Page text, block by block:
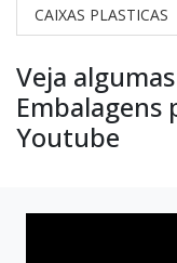
CAIXAS PLASTICAS
Veja
Embalagens
Youtube